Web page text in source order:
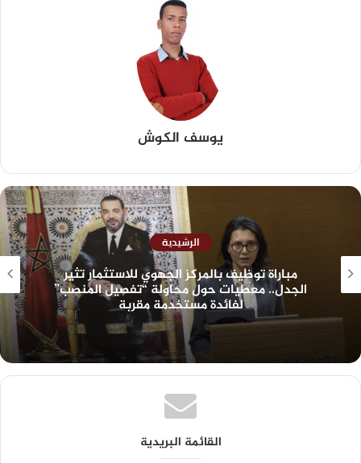
يوسف الكوش
الرشيدية
مباراة توظيف بالمركز الجهوي للاستثمار تثير
الجدل.. معطيات حول محاولة “تفصيل المنصب”
لفائدة مستخدمة مقربة
القائمة البريدية